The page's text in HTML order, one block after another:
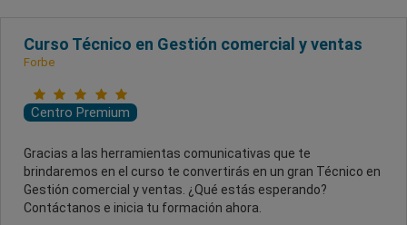
Curso Técnico en Gestión comercial y ventas
Forbe
Centro Premium
Gracias a las herramientas comunicativas que te
brindaremos en el curso te convertirás en un gran Técnico en
Gestión comercial y ventas. ¿Qué estás esperando?
Contáctanos e inicia tu formación ahora.